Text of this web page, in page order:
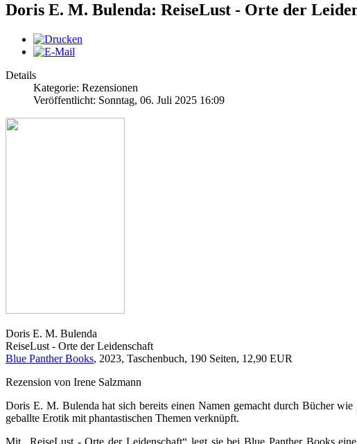
Doris E. M. Bulenda: ReiseLust - Orte der
Details
Kategorie: Rezensionen
Veröffentlicht: Sonntag, 06. Juli 2025 16:09
Doris E. M. Bulenda
ReiseLust - Orte der Leidenschaft
Blue Panther Books, 2023, Taschenbuch, 190 Seiten, 12,90 EUR
Rezension von Irene Salzmann
Doris E. M. Bulenda hat sich bereits einen Namen gemacht durch Bücher
geballte Erotik mit phantastischen Themen verknüpft.
Mit „ReiseLust - Orte der Leidenschaft“ legt sie bei Blue Panther Books